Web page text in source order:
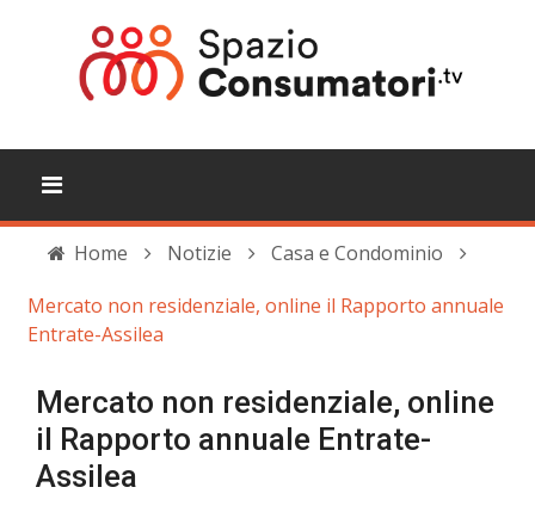
Home Notizie
Casa e Condominio
Mercato non residenziale, online il Rapporto annuale
Entrate-Assilea
Mercato non residenziale, online
il Rapporto annuale Entrate-
Assilea